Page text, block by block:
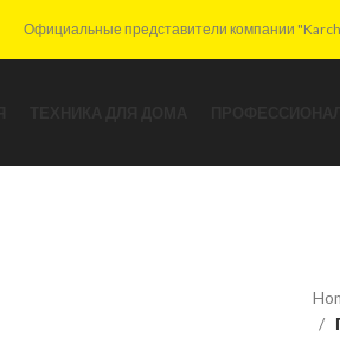
Официальные представители компании